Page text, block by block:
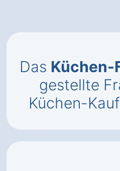
Das Küchen-
gestellte
Küchen-